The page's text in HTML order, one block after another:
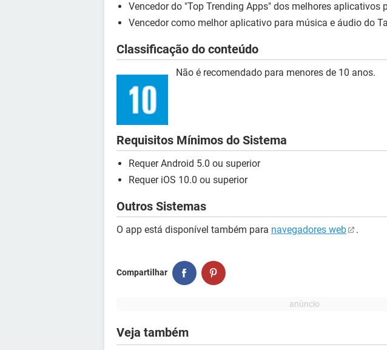
Vencedor do "Top Trending Apps" dos melhores aplicativos
Vencedor como melhor aplicativo para música e áudio do
Classificação do conteúdo
Não é recomendado para menores de 10 anos.
Requisitos Mínimos do Sistema
Requer Android 5.0 ou superior
Requer iOS 10.0 ou superior
Outros Sistemas
O app está disponível também para navegadores web .
Compartilhar
Veja também